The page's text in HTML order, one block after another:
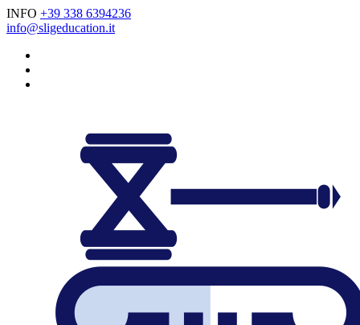
INFO +39 338 6394236
info@sligeducation.it